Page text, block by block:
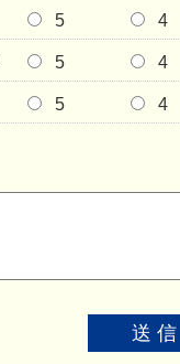
5 4
5 4
5 4
送 信